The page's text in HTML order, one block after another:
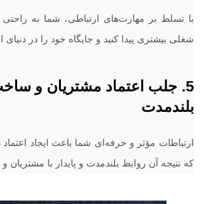
با تسلط بر مهارت‌های ارتباطی، شما به
شغلی بیشتری پیدا کنید و جایگاه خود را در دنیای
5. جلب اعتماد مشتریان و
بلندمدت
ارتباطات مؤثر و حرفه‌ای شما باعث ایجاد
که نتیجه آن روابط بلندمدت و پایدار با